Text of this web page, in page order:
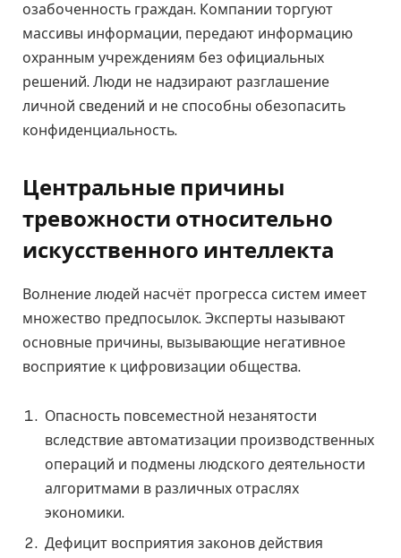
озабоченность граждан. Компании торгуют
массивы информации, передают информацию
охранным учреждениям без официальных
решений. Люди не надзирают разглашение
личной сведений и не способны обезопасить
конфиденциальность.
Центральные причины
тревожности относительно
искусственного интеллекта
Волнение людей насчёт прогресса систем имеет
множество предпосылок. Эксперты называют
основные причины, вызывающие негативное
восприятие к цифровизации общества.
Опасность повсеместной незанятости
вследствие автоматизации производственных
операций и подмены людского деятельности
алгоритмами в различных отраслях
экономики.
Дефицит восприятия законов действия